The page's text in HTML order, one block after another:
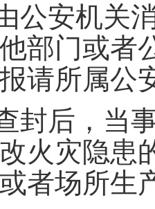
公安机关
部门或者
请所属公
封后，当
火灾隐患
者场所生